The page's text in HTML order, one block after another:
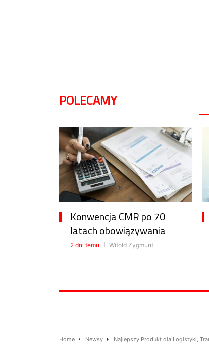
POLECAMY
Konwencja CMR po 70
latach obowiązywania
2 dni temu Witold Zygmunt
Home Newsy Najlepszy Produkt dla Logistyki,